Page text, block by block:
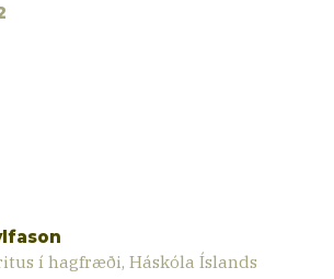
í hagfræði, Háskóla Íslands